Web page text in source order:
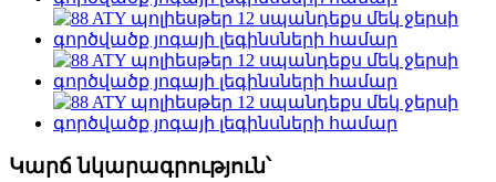
Կարճ նկարագրություն՝